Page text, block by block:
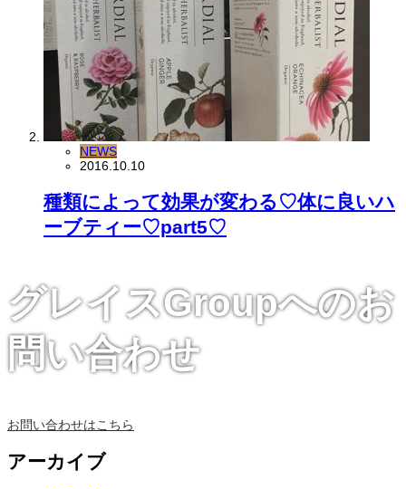
NEWS
2016.10.10
種類によって効果が変わる♡体に良いハ
ーブティー♡part5♡
グレイスGroupへのお
問い合わせ
お問い合わせはこちら
アーカイブ